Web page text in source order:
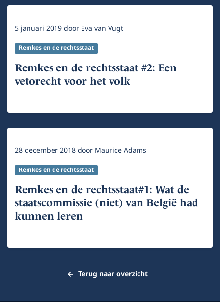
5 januari 2019door Eva van Vugt
Remkes en de rechtsstaat
Remkes en de rechtsstaat #2: Een
vetorecht voor het volk
28 december 2018door Maurice Adams
Remkes en de rechtsstaat
Remkes en de rechtsstaat#1: Wat de
staatscommissie (niet) van België had
kunnen leren
Terug naar overzicht